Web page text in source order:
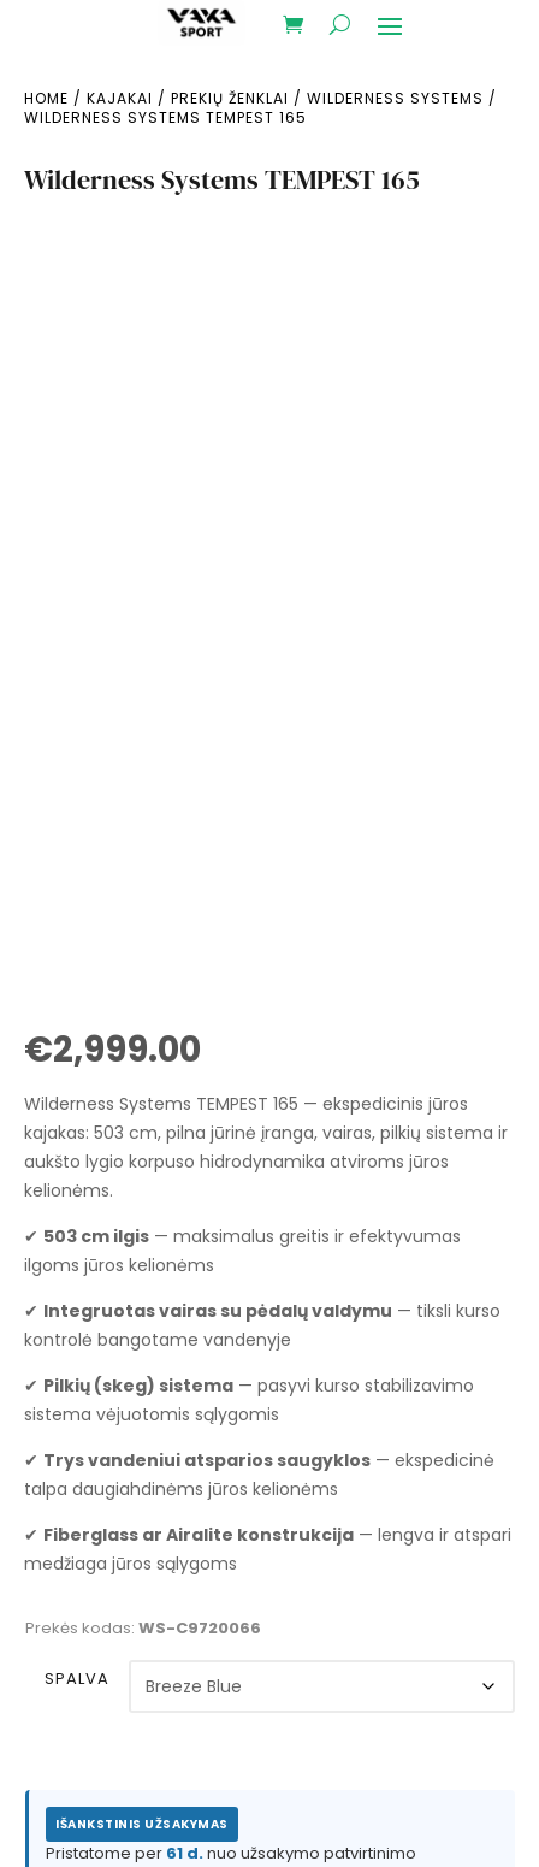
HOME / KAJAKAI / PREKIŲ ŽENKLAI / WILDERNESS SYSTEMS /
WILDERNESS SYSTEMS TEMPEST 165
Wilderness Systems TEMPEST 165
€2,999.00
Wilderness Systems TEMPEST 165 — ekspedicinis jūros
kajakas: 503 cm, pilna jūrinė įranga, vairas, pilkių sistema ir
aukšto lygio korpuso hidrodynamika atviroms jūros
kelionėms.
✔ 503 cm ilgis — maksimalus greitis ir efektyvumas
ilgoms jūros kelionėms
✔ Integruotas vairas su pėdalų valdymu — tiksli kurso
kontrolė bangotame vandenyje
✔ Pilkių (skeg) sistema — pasyvi kurso stabilizavimo
sistema vėjuotomis sąlygomis
✔ Trys vandeniui atsparios saugyklos — ekspedicinė
talpa daugiahdinėms jūros kelionėms
✔ Fiberglass ar Airalite konstrukcija — lengva ir atspari
medžiaga jūros sąlygoms
Prekės kodas: WS-C9720066
SPALVA
IŠANKSTINIS UŽSAKYMAS
Pristatome per 61 d.nuo užsakymo patvirtinimo